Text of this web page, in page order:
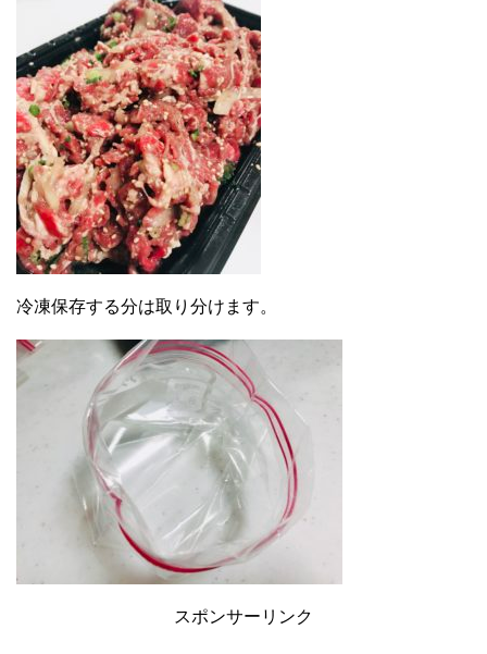
冷凍保存する分は取り分けます。
スポンサーリンク